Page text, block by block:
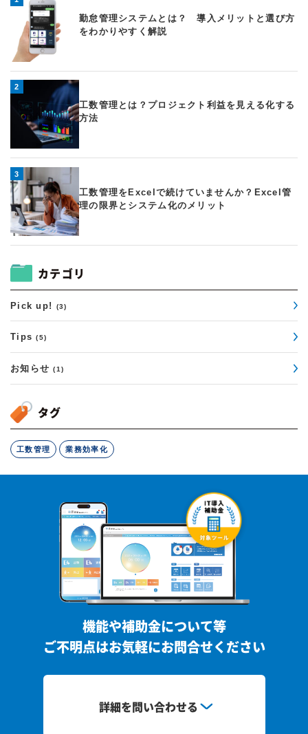
することで 作業時間の可視化 プロジェクト原価管理 生産性分析 が可能に
なります。 勤怠管理と工数管理を一元化する「iTime」 iTimeは、勤怠管
理と工数管理を一体化したシステムです。 iTimeでは 勤怠管理 工数管理
作業時間分析 を一つのシステムで管理できます。 これにより、 入力作業
の削減 データの一元管理 業務分析の高度化 が実現できます。 特に IT企業
建設業 コンサルティング 制作会社 などの企業に適しています。 まとめ 勤
怠管理システムは、企業の労働時間管理を効率化する重要なツールです。
さらに工数管理を組み合わせることで 業務効率の改善 プロジェクト原価
管理 生産性向上 につながります。 勤怠管理と工数管理を一元化すること
勤怠管理システムとは？ 導入メリットと選び方
をわかりやすく解説
工数管理とは？プロジェクト利益を見える化する
方法
工数管理をExcelで続けていませんか？Excel管
理の限界とシステム化のメリット
カテゴリ
Pick up! (3)
Tips(5)
お知らせ(1)
タグ
工数管理 業務効率化
機能や補助金について等
ご不明点はお気軽にお問合せください
詳細を問い合わせる